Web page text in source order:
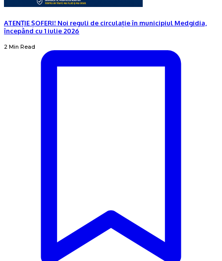
ATENȚIE ȘOFERI! Noi reguli de circulație în municipiul Medgidia,
începând cu 1 iulie 2026
2 Min Read